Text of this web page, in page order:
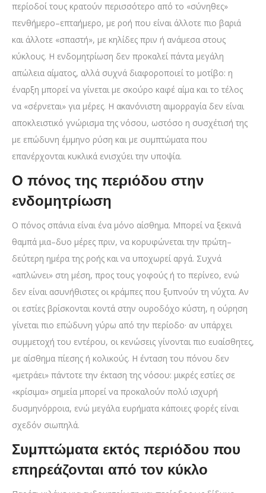
περίοδοί τους κρατούν περισσότερο από το «σύνηθες»
πενθήμερο–επταήμερο, με ροή που είναι άλλοτε πιο βαριά
και άλλοτε «σπαστή», με κηλίδες πριν ή ανάμεσα στους
κύκλους. Η ενδομητρίωση δεν προκαλεί πάντα μεγάλη
απώλεια αίματος, αλλά συχνά διαφοροποιεί το μοτίβο: η
έναρξη μπορεί να γίνεται με σκούρο καφέ αίμα και το τέλος
να «σέρνεται» για μέρες. Η ακανόνιστη αιμορραγία δεν είναι
αποκλειστικό γνώρισμα της νόσου, ωστόσο η συσχέτισή της
με επώδυνη έμμηνο ρύση και με συμπτώματα που
επανέρχονται κυκλικά ενισχύει την υποψία.
Ο πόνος της περιόδου στην
ενδομητρίωση
Ο πόνος σπάνια είναι ένα μόνο αίσθημα. Μπορεί να ξεκινά
θαμπά μια–δυο μέρες πριν, να κορυφώνεται την πρώτη–
δεύτερη ημέρα της ροής και να υποχωρεί αργά. Συχνά
«απλώνει» στη μέση, προς τους γοφούς ή το περίνεο, ενώ
δεν είναι ασυνήθιστες οι κράμπες που ξυπνούν τη νύχτα. Αν
οι εστίες βρίσκονται κοντά στην ουροδόχο κύστη, η ούρηση
γίνεται πιο επώδυνη γύρω από την περίοδο· αν υπάρχει
συμμετοχή του εντέρου, οι κενώσεις γίνονται πιο ευαίσθητες,
με αίσθημα πίεσης ή κολικούς. Η ένταση του πόνου δεν
«μετράει» πάντοτε την έκταση της νόσου: μικρές εστίες σε
«κρίσιμα» σημεία μπορεί να προκαλούν πολύ ισχυρή
δυσμηνόρροια, ενώ μεγάλα ευρήματα κάποιες φορές είναι
σχεδόν σιωπηλά.
Συμπτώματα εκτός περιόδου που
επηρεάζονται από τον κύκλο